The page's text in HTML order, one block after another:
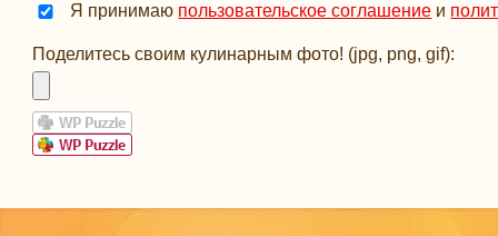
Я принимаю пользовательское соглашение и
Поделитесь своим кулинарным фото! (jpg, png, gif):